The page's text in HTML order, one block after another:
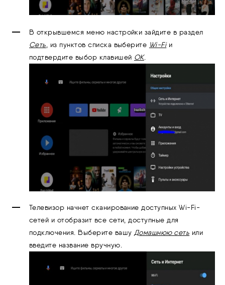
В открывшемся меню настройки зайдите в раздел
Сеть, из пунктов списка выберите Wi-Fiи
подтвердите выбор клавишей ОК.
Телевизор начнет сканирование доступных Wi-Fi-
сетей и отобразит все сети, доступные для
подключения. Выберите вашу Домашнюю сеть или
введите название вручную.